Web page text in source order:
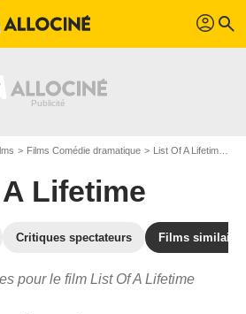
profil search
Films Comédie dramatique List Of A Lifetime
Lifetime
Critiques spectateurs Films similaires
pour le film List Of A Lifetime